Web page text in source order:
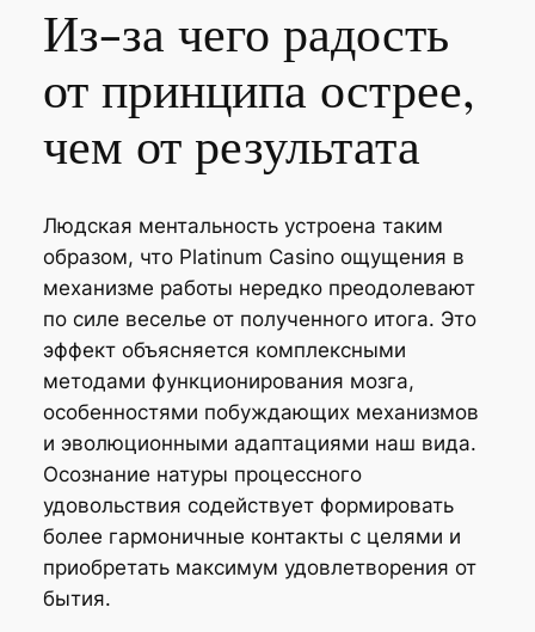
Из-за чего радость
от принципа острее,
чем от результата
Людская ментальность устроена таким
образом, что Platinum Casino ощущения в
механизме работы нередко преодолевают
по силе веселье от полученного итога. Это
эффект объясняется комплексными
методами функционирования мозга,
особенностями побуждающих механизмов
и эволюционными адаптациями наш вида.
Осознание натуры процессного
удовольствия содействует формировать
более гармоничные контакты с целями и
приобретать максимум удовлетворения от
бытия.